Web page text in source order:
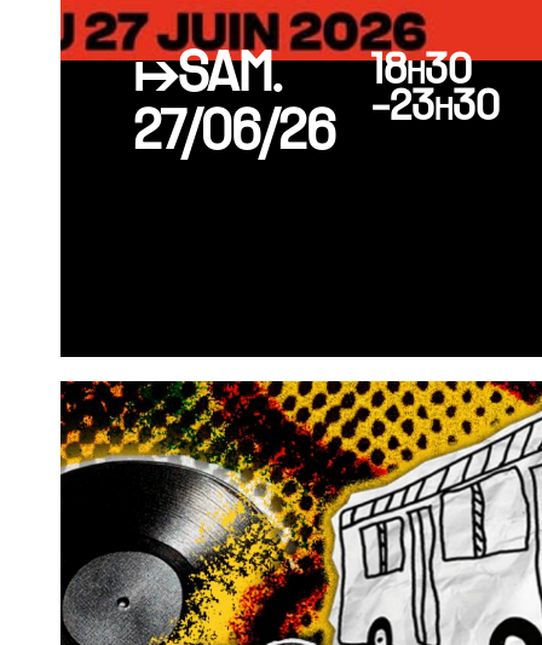
↦SAM.
27/06/26
18h30
-23h30